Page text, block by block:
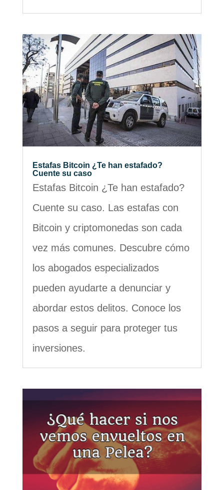
Estafas Bitcoin ¿Te han estafado?
Cuente su caso
Estafas Bitcoin ¿Te han estafado?
Cuente su caso. Las estafas con
Bitcoin y criptomonedas son cada
vez más comunes. Descubre cómo
los abogados especializados
pueden ayudarte a denunciar y
abordar estos delitos. Conoce los
pasos a seguir para proteger tus
inversiones.